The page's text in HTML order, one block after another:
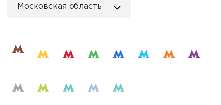
Московская область